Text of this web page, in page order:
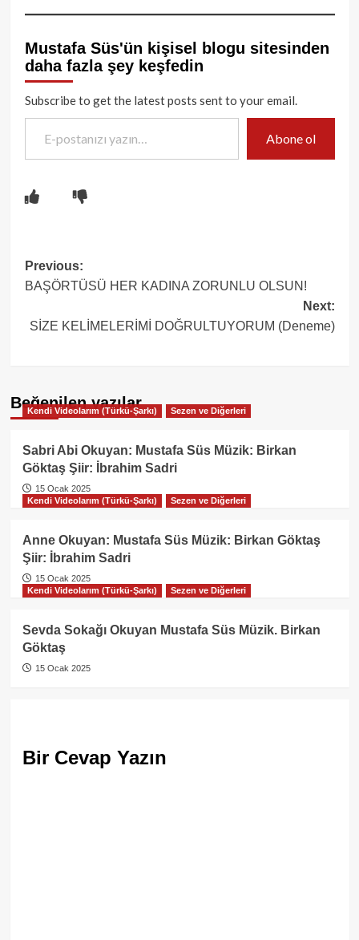
Mustafa Süs'ün kişisel blogu sitesinden
daha fazla şey keşfedin
Subscribe to get the latest posts sent to your email.
E-postanızı yazın…
Abone ol
Post
navigation
Previous:
BAŞÖRTÜSÜ HER KADINA ZORUNLU OLSUN!
Next:
SİZE KELİMELERİMİ DOĞRULTUYORUM (Deneme)
Beğenilen yazılar
Kendi Videolarım (Türkü-Şarkı) Sezen ve Diğerleri
Sabri Abi Okuyan: Mustafa Süs Müzik: Birkan
Göktaş Şiir: İbrahim Sadri
15 Ocak 2025
Kendi Videolarım (Türkü-Şarkı)
Sezen ve Diğerleri
Anne Okuyan: Mustafa Süs Müzik: Birkan Göktaş
Şiir: İbrahim Sadri
15 Ocak 2025
Kendi Videolarım (Türkü-Şarkı)
Sezen ve Diğerleri
Sevda Sokağı Okuyan Mustafa Süs Müzik. Birkan
Göktaş
15 Ocak 2025
Bir Cevap Yazın